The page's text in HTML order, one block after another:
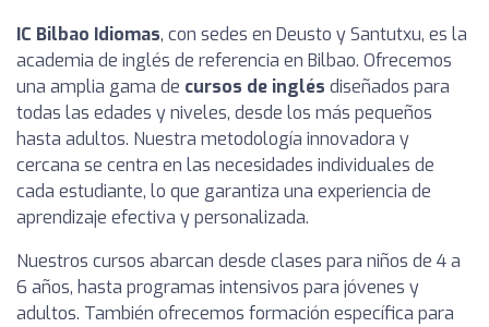
IC Bilbao Idiomas, con sedes en Deusto y Santutxu, es la
academia de inglés de referencia en Bilbao. Ofrecemos
una amplia gama de cursos de inglés diseñados para
todas las edades y niveles, desde los más pequeños
hasta adultos. Nuestra metodología innovadora y
cercana se centra en las necesidades individuales de
cada estudiante, lo que garantiza una experiencia de
aprendizaje efectiva y personalizada.
Nuestros cursos abarcan desde clases para niños de 4 a
6 años, hasta programas intensivos para jóvenes y
adultos. También ofrecemos formación específica para